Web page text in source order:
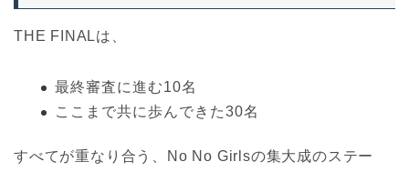
THE FINALは、
最終審査に進む10名
ここまで共に歩んできた30名
すべてが重なり合う、No No Girlsの集大成のステー